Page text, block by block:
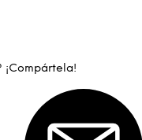
¡Compártela!